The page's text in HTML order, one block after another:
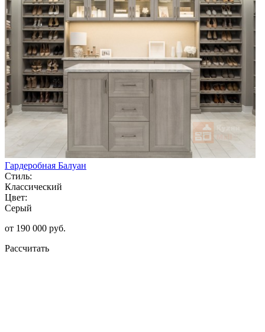
Гардеробная Балуан
Стиль:
Классический
Цвет:
Серый
от 190 000 руб.
Рассчитать